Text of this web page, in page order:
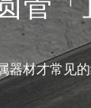
器材才常见